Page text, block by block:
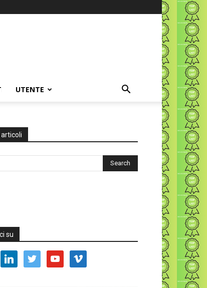
UTENTE
su
linkedin twitter youtube vimeo